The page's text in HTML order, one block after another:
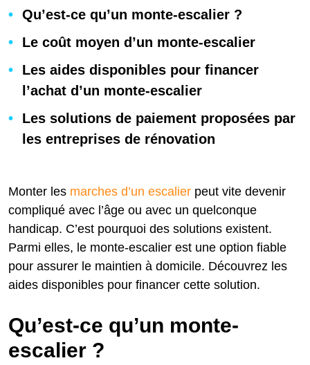
Qu’est-ce qu’un monte-escalier ?
Le coût moyen d’un monte-escalier
Les aides disponibles pour financer
l’achat d’un monte-escalier
Les solutions de paiement proposées par
les entreprises de rénovation
Monter les marches d’un escalier peut vite devenir
compliqué avec l’âge ou avec un quelconque
handicap. C’est pourquoi des solutions existent.
Parmi elles, le monte-escalier est une option fiable
pour assurer le maintien à domicile. Découvrez les
aides disponibles pour financer cette solution.
Qu’est-ce qu’un monte-
escalier ?